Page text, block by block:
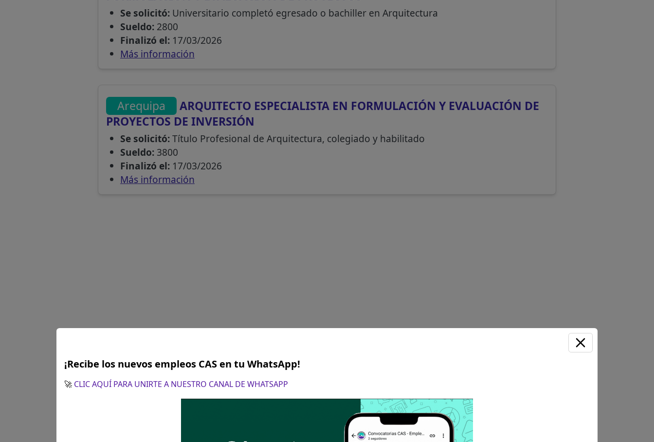
Se solicitó:Universitario completó egresado o bachiller en Arquitectura
Sueldo:2800
Finalizó el:17/03/2026
Más información
Arequipa
ARQUITECTO ESPECIALISTA EN FORMULACIÓN Y EVALUACIÓN DE
PROYECTOS DE INVERSIÓN
Se solicitó:Título Profesional de Arquitectura, colegiado y habilitado
Sueldo:3800
Finalizó el:17/03/2026
Más información
¡Recibe los nuevos empleos CAS en tu WhatsApp!
🚀 CLIC AQUÍ PARA UNIRTE A NUESTRO CANAL DE WHATSAPP